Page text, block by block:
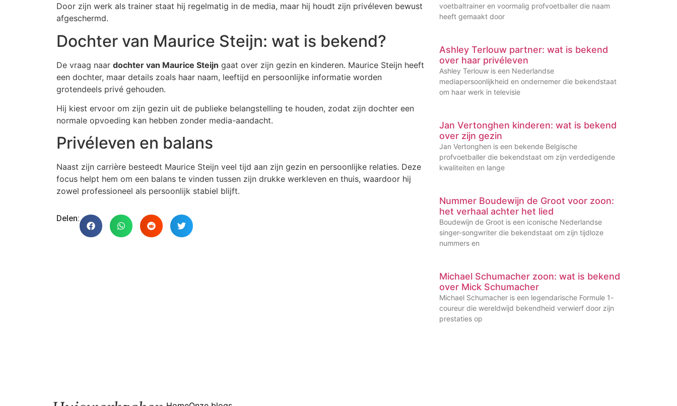
Door zijn werk als trainer staat hij regelmatig in de media, maar hij houdt zijn privéleven bewust
afgeschermd.
Dochter van Maurice Steijn: wat is bekend?
De vraag naar dochter van Maurice Steijn gaat over zijn gezin en kinderen. Maurice Steijn heeft
een dochter, maar details zoals haar naam, leeftijd en persoonlijke informatie worden
grotendeels privé gehouden.
Hij kiest ervoor om zijn gezin uit de publieke belangstelling te houden, zodat zijn dochter een
normale opvoeding kan hebben zonder media-aandacht.
Privéleven en balans
Naast zijn carrière besteedt Maurice Steijn veel tijd aan zijn gezin en persoonlijke relaties. Deze
focus helpt hem om een balans te vinden tussen zijn drukke werkleven en thuis, waardoor hij
zowel professioneel als persoonlijk stabiel blijft.
Delen:
voetbaltrainer en voormalig profvoetballer die naam
heeft gemaakt door
Ashley Terlouw partner: wat is bekend
over haar privéleven
Ashley Terlouw is een Nederlandse
mediapersoonlijkheid en ondernemer die bekendstaat
om haar werk in televisie
Jan Vertonghen kinderen: wat is bekend
over zijn gezin
Jan Vertonghen is een bekende Belgische
profvoetballer die bekendstaat om zijn verdedigende
kwaliteiten en lange
Nummer Boudewijn de Groot voor zoon:
het verhaal achter het lied
Boudewijn de Groot is een iconische Nederlandse
singer-songwriter die bekendstaat om zijn tijdloze
nummers en
Michael Schumacher zoon: wat is bekend
over Mick Schumacher
Michael Schumacher is een legendarische Formule 1-
coureur die wereldwijd bekendheid verwierf door zijn
prestaties op